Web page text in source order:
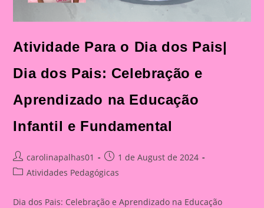
Atividade Para o Dia dos Pais|
Dia dos Pais: Celebração e
Aprendizado na Educação
Infantil e Fundamental
Post
author:
carolinapalhas01
Post
published:
1 de August de 2024
PostAtividades Pedagógicas
Dia dos Pais: Celebração e Aprendizado na Educação